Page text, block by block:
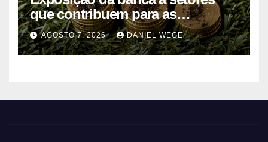
que contribuem para as
alterações climáticas mantém-se
nos 62%
AGOSTO 7, 2026 DANIEL WEGE